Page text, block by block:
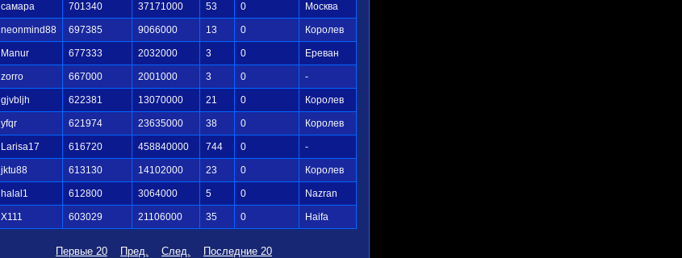
самара 701340 37171000 53 0 Москва
neonmind88 697385 9066000 13 0 Королев
Manur 677333 2032000 3 0 Ереван
zorro 667000 2001000 3 0 -
gjvbljh 622381 13070000 21 0 Королев
yfqr 621974 23635000 38 0 Королев
Larisa17 616720 458840000 744 0 -
jktu88 613130 14102000 23 0 Королев
halal1 612800 3064000 5 0 Nazran
X111 603029 21106000 35 0 Haifa
Первые 20 Пред. След. Последние 20